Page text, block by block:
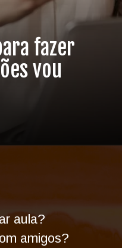
fazer
vou
aula?
amigos?